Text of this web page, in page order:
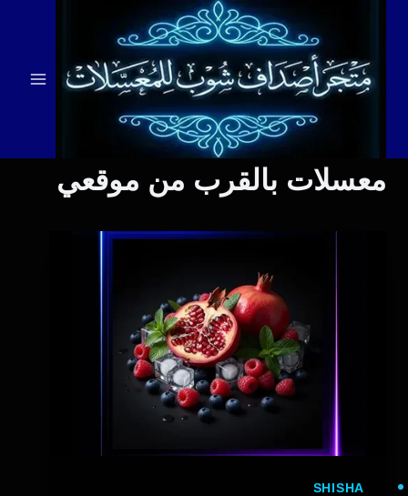
المحتوى
معسلات بالقرب من موقعي
SHISHA